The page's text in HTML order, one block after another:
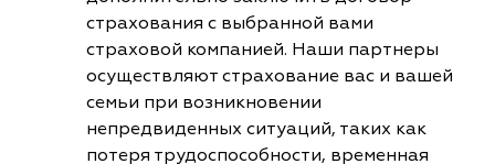
страхования с выбранной вами
страховой компанией. Наши партнеры
осуществляют страхование вас и вашей
семьи при возникновении
непредвиденных ситуаций, таких как
потеря трудоспособности, временная